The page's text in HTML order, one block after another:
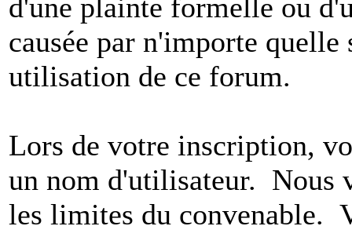
d'une plainte formelle ou
causée par n'importe
utilisation de ce forum.
Lors de votre inscription,
un nom d'utilisateur. Nous
les limites du convenable.